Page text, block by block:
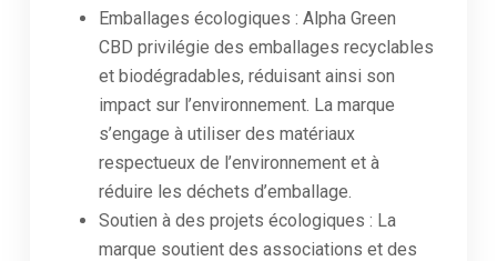
Emballages écologiques : Alpha Green
CBD privilégie des emballages recyclables
et biodégradables, réduisant ainsi son
impact sur l’environnement. La marque
s’engage à utiliser des matériaux
respectueux de l’environnement et à
réduire les déchets d’emballage.
Soutien à des projets écologiques : La
marque soutient des associations et des